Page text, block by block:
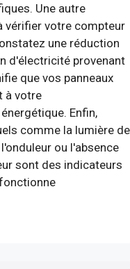
Une autre
vérifier votre compteur
une réduction
d'électricité provenant
que vos panneaux
à votre
Enfin,
comme la lumière de
ou l'absence
sont des indicateurs